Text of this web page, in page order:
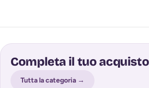
Completa il tuo acquisto
Tutta la categoria →